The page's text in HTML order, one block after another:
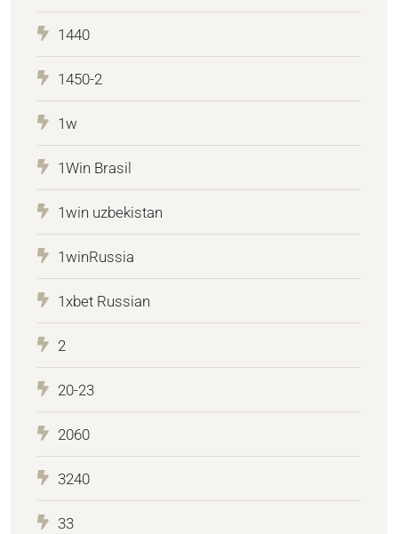
1440
1450-2
1w
1Win Brasil
1win uzbekistan
1winRussia
1xbet Russian
2
20-23
2060
3240
33